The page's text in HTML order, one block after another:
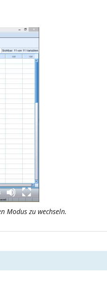
Modus zu wechseln.